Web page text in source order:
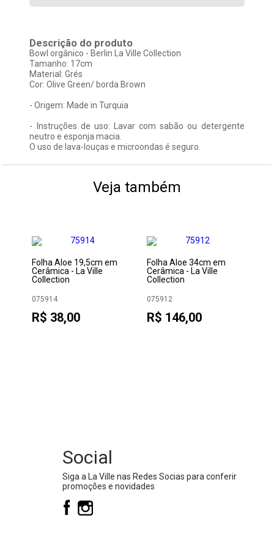
Descrição do produto
Bowl orgânico - Berlin La Ville Collection
Tamanho: 17cm
Material: Grés
Cor: Olive Green/ borda Brown
- Origem: Made in Turquia
- Instruções de uso: Lavar com sabão ou detergente
neutro e esponja macia.
O uso de lava-louças e microondas é seguro.
Veja também
Folha Aloe 19,5cm em
Cerâmica - La Ville
Collection
075914
R$ 38,00
Folha Aloe 34cm em
Cerâmica - La Ville
Collection
075912
R$ 146,00
Social
Siga a La Ville nas Redes Socias para conferir
promoções e novidades